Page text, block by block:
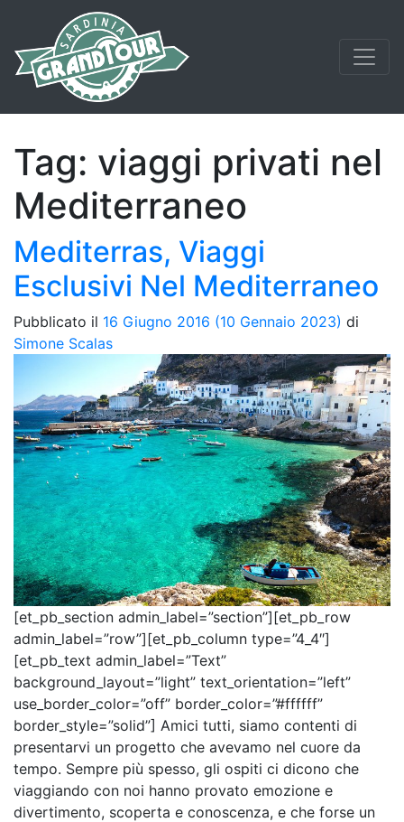
Tag: viaggi privati nel
Mediterraneo
Mediterras, Viaggi
Esclusivi Nel Mediterraneo
Pubblicato il 16 Giugno 2016 (10 Gennaio 2023) di
Simone Scalas
[et_pb_section admin_label=”section”][et_pb_row
admin_label=”row”][et_pb_column type=”4_4″]
[et_pb_text admin_label=”Text”
background_layout=”light” text_orientation=”left”
use_border_color=”off” border_color=”#ffffff”
border_style=”solid”] Amici tutti, siamo contenti di
presentarvi un progetto che avevamo nel cuore da
tempo. Sempre più spesso, gli ospiti ci dicono che
viaggiando con noi hanno provato emozione e
divertimento, scoperta e conoscenza, e che forse un